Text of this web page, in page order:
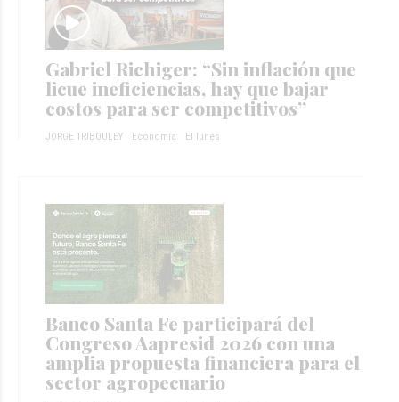
Gabriel Richiger: “Sin inflación que
licue ineficiencias, hay que bajar
costos para ser competitivos”
JORGE TRIBOULEY Economía El lunes
Banco Santa Fe participará del
Congreso Aapresid 2026 con una
amplia propuesta financiera para el
sector agropecuario